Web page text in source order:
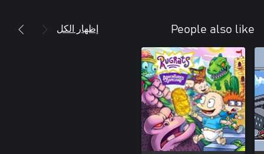
People also like إظهار الكل